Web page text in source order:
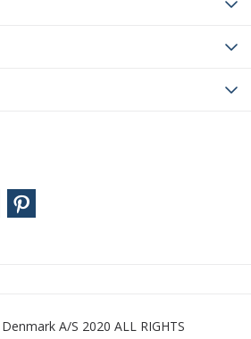
Denmark A/S 2020 ALL RIGHTS